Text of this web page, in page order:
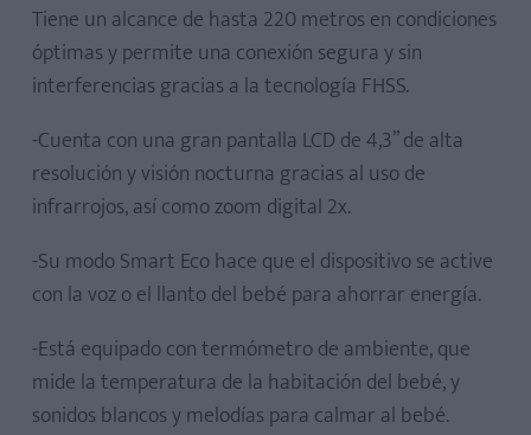
Tiene un alcance de hasta 220 metros en condiciones
óptimas y permite una conexión segura y sin
interferencias gracias a la tecnología FHSS.
-Cuenta con una gran pantalla LCD de 4,3” de alta
resolución y visión nocturna gracias al uso de
infrarrojos, así como zoom digital 2x.
-Su modo Smart Eco hace que el dispositivo se active
con la voz o el llanto del bebé para ahorrar energía.
-Está equipado con termómetro de ambiente, que
mide la temperatura de la habitación del bebé, y
sonidos blancos y melodías para calmar al bebé.